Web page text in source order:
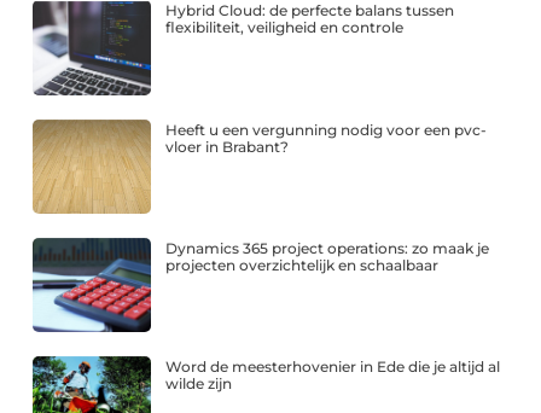
Hybrid Cloud: de perfecte balans tussen
flexibiliteit, veiligheid en controle
Heeft u een vergunning nodig voor een pvc-
vloer in Brabant?
Dynamics 365 project operations: zo maak je
projecten overzichtelijk en schaalbaar
Word de meesterhovenier in Ede die je altijd al
wilde zijn